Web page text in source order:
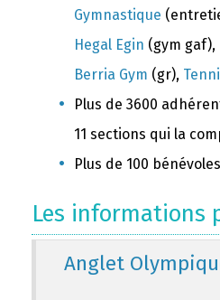
Gymnastique
Hegal Egin (gym gaf),
Berria Gym (gr),
Plus de 3600
11 sections qui la
Plus de 100 bénévoles
Les informations
Anglet